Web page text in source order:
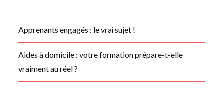
Apprenants engagés : le vrai sujet !
Aides à domicile : votre formation prépare-t-elle
vraiment au réel ?